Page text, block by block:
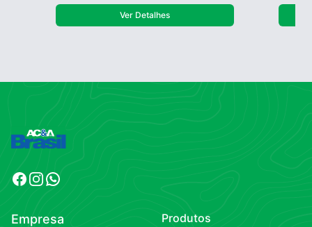
Ver Detalhes
Facebook
Instagram
WhatsApp
Empresa Produtos